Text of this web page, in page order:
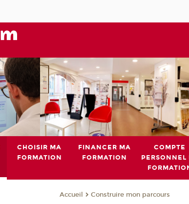
CHOISIR MA
FORMATION
FINANCER MA
FORMATION
COMPTE
PERSONNEL
Accueil Construire mon parcours